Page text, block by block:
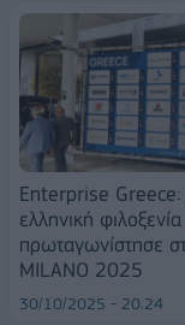
Enterprise
ελληνική φιλοξενία
πρωταγωνίστησε
MILANO 2025
30/10/2025 - 20:24